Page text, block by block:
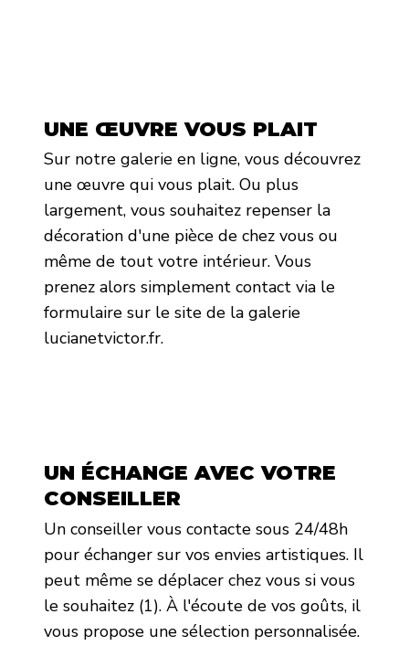
UNE ŒUVRE VOUS PLAIT
Sur notre galerie en ligne, vous découvrez
une œuvre qui vous plait. Ou plus
largement, vous souhaitez repenser la
décoration d'une pièce de chez vous ou
même de tout votre intérieur. Vous
prenez alors simplement contact via le
formulaire sur le site de la galerie
lucianetvictor.fr.
UN ÉCHANGE AVEC VOTRE
CONSEILLER
Un conseiller vous contacte sous 24/48h
pour échanger sur vos envies artistiques. Il
peut même se déplacer chez vous si vous
le souhaitez (1). À l'écoute de vos goûts, il
vous propose une sélection personnalisée.